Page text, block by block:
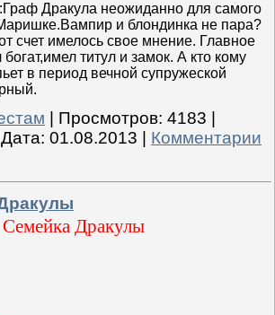
Дракула неожиданно для самого
и блондинка не пара?
счет имелось свое мнение. Главное
титул и замок. А кто кому
в период вечной супружеской
Просмотров: 4183
Дата: 01.08.2013
Комментарии
Семейка Дракулы